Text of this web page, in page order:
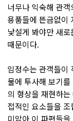
너무나 익숙해 관
용품들에 뜬금없이
낯설게 봐야만 새
때문이다.
임정수는 관객들이
물에 투사해 보기
의 형상을 재현하
접적인 요소들을
미암아 이 파편들